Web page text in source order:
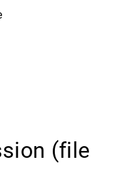
(file